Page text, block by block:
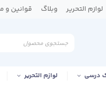
لوازم التحریر وبلاگ قوانین و
درسی لوازم التحریر